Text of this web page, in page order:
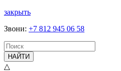
закрыть
Звони: +7 812 945 06 58
НАЙТИ
△